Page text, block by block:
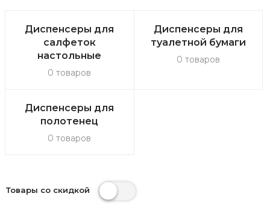
Диспенсеры для
салфеток
настольные
0 товаров
Диспенсеры для
туалетной бумаги
0 товаров
Диспенсеры для
полотенец
0 товаров
Товары со скидкой